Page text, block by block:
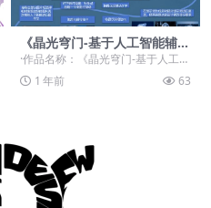
《晶光穹门-基于人工智能辅助
下对瓦萨冰雪节艺术装置创作
·作品名称：《晶光穹门-基于人工智
能辅助下对瓦萨冰雪节艺术装置创
作研究》 ·作品...
1 年前 63